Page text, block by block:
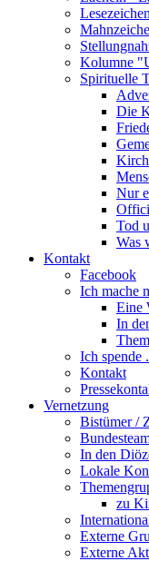
Lesezeichen
Kolumne
Spirituelle
Die
Nur
Tod
Was
Kontakt
Facebook
Ich mache
Eine
In
Ich spende
Kontakt
Vernetzung
Bistümer /
In den
Lokale
zu
Externe
Externe